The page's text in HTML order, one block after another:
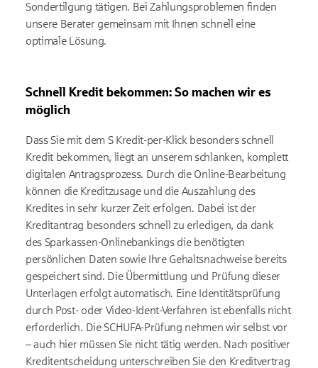
Sondertilgung tätigen. Bei Zahlungsproblemen finden
unsere Berater gemeinsam mit Ihnen schnell eine
optimale Lösung.
Schnell Kredit bekommen: So machen wir es
möglich
Dass Sie mit dem S Kredit-per-Klick besonders schnell
Kredit bekommen, liegt an unserem schlanken, komplett
digitalen Antragsprozess. Durch die Online-Bearbeitung
können die Kreditzusage und die Auszahlung des
Kredites in sehr kurzer Zeit erfolgen. Dabei ist der
Kreditantrag besonders schnell zu erledigen, da dank
des Sparkassen-Onlinebankings die benötigten
persönlichen Daten sowie Ihre Gehaltsnachweise bereits
gespeichert sind. Die Übermittlung und Prüfung dieser
Unterlagen erfolgt automatisch. Eine Identitätsprüfung
durch Post- oder Video-Ident-Verfahren ist ebenfalls nicht
erforderlich. Die SCHUFA-Prüfung nehmen wir selbst vor
– auch hier müssen Sie nicht tätig werden. Nach positiver
Kreditentscheidung unterschreiben Sie den Kreditvertrag